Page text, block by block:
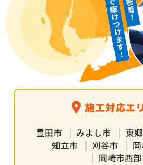
施工対応エ
豊田市 みよし市 東
知立市
刈谷市
岡崎市西部